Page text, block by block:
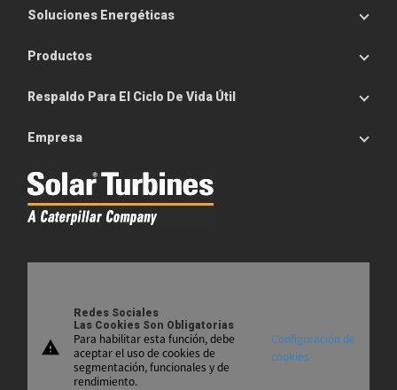
Soluciones Energéticas
Productos
Respaldo Para El Ciclo De Vida Útil
Empresa
warning
Redes Sociales
Las Cookies Son Obligatorias
Para habilitar esta función, debe
aceptar el uso de cookies de
segmentación, funcionales y de
rendimiento.
Configuración de
cookies